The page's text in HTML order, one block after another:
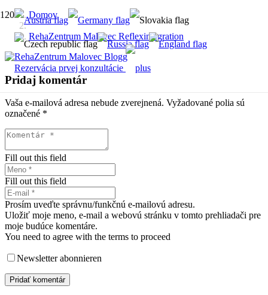
Rezervácia prvej konzultácie
Domov
RehaZentrum Malovec Reflexintegration
Pridaj komentár
Vaša e-mailová adresa nebude zverejnená. Vyžadované polia sú
označené *
Fill out this field
Fill out this field
Prosím uveďte správnu/funkčnú e-mailovú adresu.
Uložiť moje meno, e-mail a webovú stránku v tomto prehliadači pre
moje budúce komentáre.
You need to agree with the terms to proceed
Newsletter abonnieren
Pridať komentár